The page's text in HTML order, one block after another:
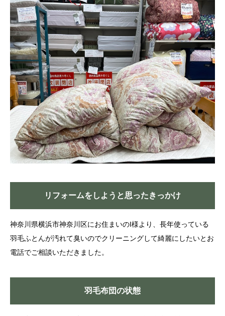
リフォームをしようと思ったきっかけ
神奈川県横浜市神奈川区にお住まいのI様より、長年使っている
羽毛ふとんが汚れて臭いのでクリーニングして綺麗にしたいとお
電話でご相談いただきました。
羽毛布団の状態